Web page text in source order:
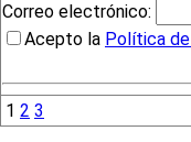
Correo electrónico:
Acepto la Política
1 2 3